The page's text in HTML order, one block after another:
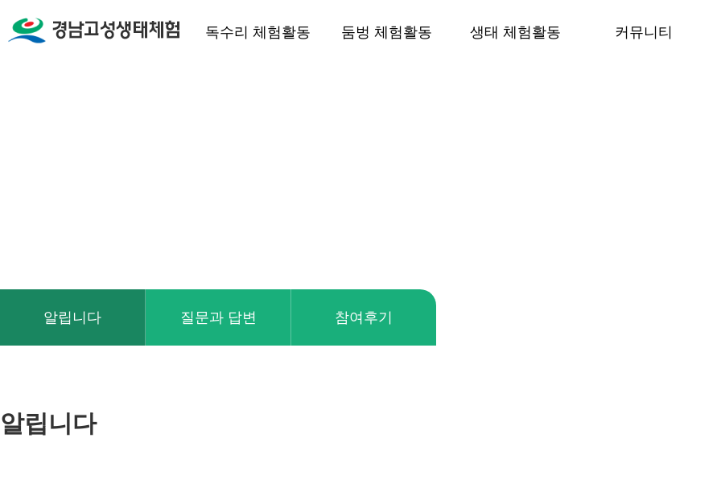
독수리 체험활동 둠벙 체험활동 생태 체험활동 커뮤니티
알립니다 질문과 답변 참여후기
알립니다